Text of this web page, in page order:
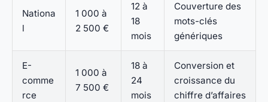
Nationa
l
1 000 à
2 500 €
12 à
18
mois
Couverture des
mots-clés
génériques
E-
comme
rce
1 000 à
7 500 €
18 à
24
mois
Conversion et
croissance du
chiffre d’affaires